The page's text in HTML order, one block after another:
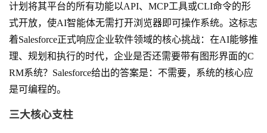
计划将其平台的所有功能以API、MCP工具或CLI命令的形
式开放，使AI智能体无需打开浏览器即可操作系统。这标志
着Salesforce正式响应企业软件领域的核心挑战：在AI能够推
理、规划和执行的时代，企业是否还需要带有图形界面的C
RM系统？Salesforce给出的答案是：不需要，系统的核心应
是可编程的。
三大核心支柱